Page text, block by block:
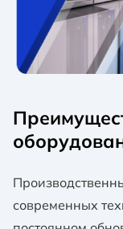
современных